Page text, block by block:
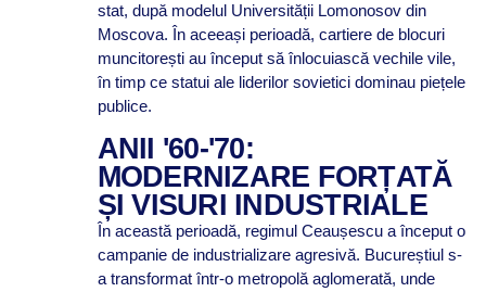
stat, după modelul Universității Lomonosov din
Moscova. În aceeași perioadă, cartiere de blocuri
muncitorești au început să înlocuiască vechile vile,
în timp ce statui ale liderilor sovietici dominau piețele
publice.
ANII '60-'70:
MODERNIZARE FORȚATĂ
ȘI VISURI INDUSTRIALE
În această perioadă, regimul Ceaușescu a început o
campanie de industrializare agresivă. Bucureștiul s-
a transformat într-o metropolă aglomerată, unde